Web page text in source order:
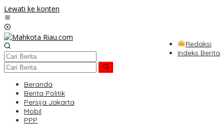
Lewati ke konten
Redaksi
Indeks Berita
Beranda
Berita Politik
Persija Jakarta
Mobil
PPP